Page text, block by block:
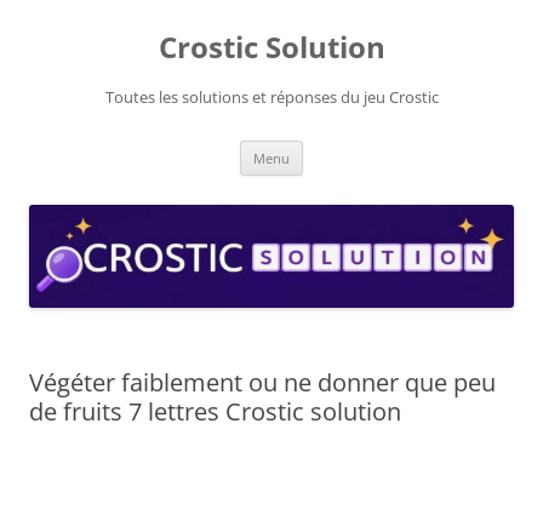
Crostic Solution
Toutes les solutions et réponses du jeu Crostic
Menu
Végéter faiblement ou ne donner que peu
de fruits 7 lettres Crostic solution